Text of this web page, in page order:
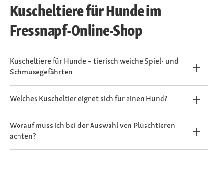
Kuscheltiere für Hunde im
Fressnapf-Online-Shop
Kuscheltiere für Hunde – tierisch weiche Spiel- und
Schmusegefährten
Welches Kuscheltier eignet sich für einen Hund?
Worauf muss ich bei der Auswahl von Plüschtieren
achten?